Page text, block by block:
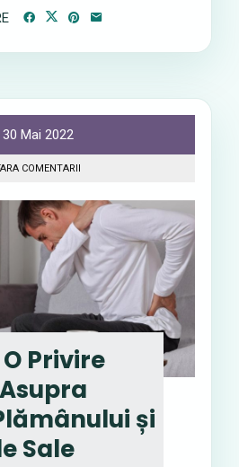
30 Mai 2022
COMENTARII
Privire
și
Sale